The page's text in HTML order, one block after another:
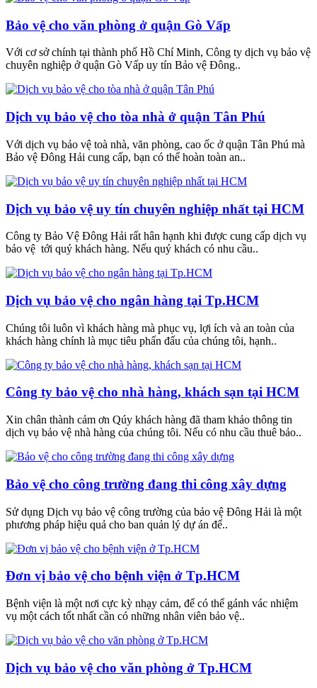
Bảo vệ cho văn phòng ở quận Gò Vấp
Với cơ sở chính tại thành phố Hồ Chí Minh, Công ty dịch vụ bảo vệ
chuyên nghiệp ở quận Gò Vấp uy tín Bảo vệ Đông..
Dịch vụ bảo vệ cho tòa nhà ở quận Tân Phú
Với dịch vụ bảo vệ toà nhà, văn phòng, cao ốc ở quận Tân Phú mà
Bảo vệ Đông Hải cung cấp, bạn có thể hoàn toàn an..
Dịch vụ bảo vệ uy tín chuyên nghiệp nhất tại HCM
Công ty Bảo Vệ Đông Hải rất hân hạnh khi được cung cấp dịch vụ
bảo vệ tới quý khách hàng. Nếu quý khách có nhu cầu..
Dịch vụ bảo vệ cho ngân hàng tại Tp.HCM
Chúng tôi luôn vì khách hàng mà phục vụ, lợi ích và an toàn của
khách hàng chính là mục tiêu phấn đấu của chúng tôi, hạnh..
Công ty bảo vệ cho nhà hàng, khách sạn tại HCM
Xin chân thành cảm ơn Qúy khách hàng đã tham khảo thông tin
dịch vụ bảo vệ nhà hàng của chúng tôi. Nếu có nhu cầu thuê bảo..
Bảo vệ cho công trường đang thi công xây dựng
Sử dụng Dịch vụ bảo vệ công trường của bảo vệ Đông Hải là một
phương pháp hiệu quả cho ban quản lý dự án để..
Đơn vị bảo vệ cho bệnh viện ở Tp.HCM
Bệnh viện là một nơi cực kỳ nhạy cảm, để có thể gánh vác nhiệm
vụ một cách tốt nhất cần có những nhân viên bảo vệ..
Dịch vụ bảo vệ cho văn phòng ở Tp.HCM